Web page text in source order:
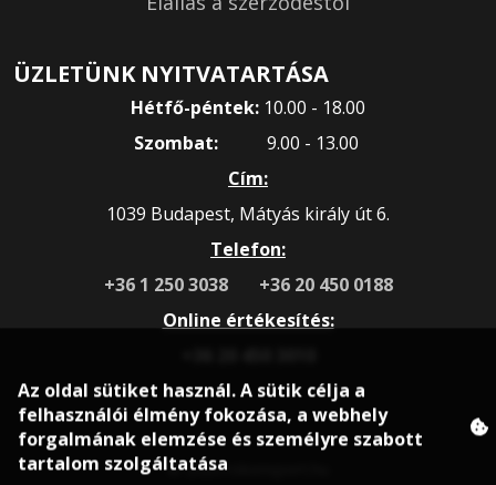
ÜZLETÜNK NYITVATARTÁSA
Hétfő-péntek: 10.00 - 18.00
Szombat:
9.00 - 13.00
Cím:
1039 Budapest, Mátyás király út 6.
Telefon:
+36 1 250 3038
+36 20 450 0188
Online értékesítés:
© 2020 rokonsport.hu
Az oldal sütiket használ. A sütik célja a
felhasználói élmény fokozása, a webhely
forgalmának elemzése és személyre szabott
tartalom szolgáltatása